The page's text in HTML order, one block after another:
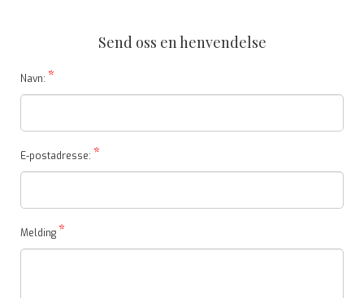
Send oss en henvendelse
Navn: *
E-postadresse: *
Melding *